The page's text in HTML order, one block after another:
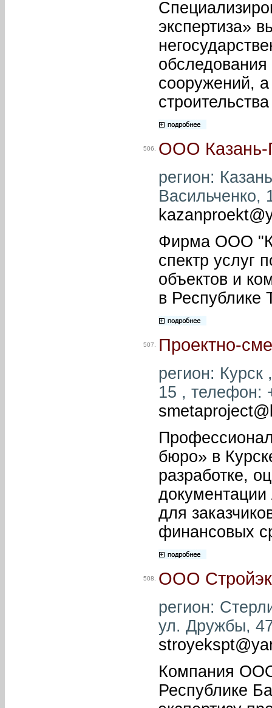
экспертиза»
обследования
сооружений,
506. ООО Казань-
регион:
Васильченко,
Фирма ООО
спектр услуг
объектов и
в Республике
507. Проектно-
регион:
15 , телефон:
бюро» в
разработке,
для
финансовых
508. ООО
регион:
ул. Дружбы,
Компания
Республике